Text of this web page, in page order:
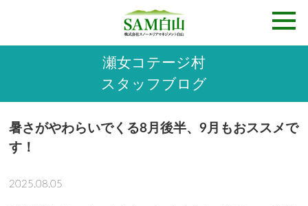
瀬女コテージ村
スタッフブログ
暑さがやわらいでくる8月後半、9月もおススメで
す！
2025.08.05